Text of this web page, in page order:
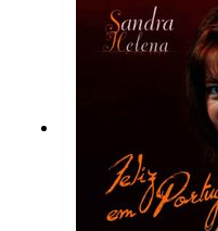
fogo Henriques
Portugal
boêmios fui coller
patroaTrios os
rumba comigo
bendita a hora